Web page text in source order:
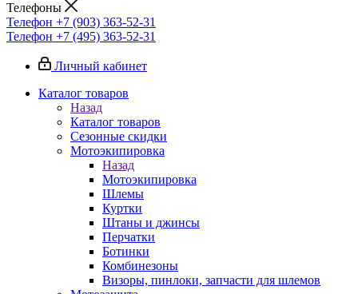
Телефоны
Телефон +7 (903) 363-52-31
Телефон +7 (495) 363-52-31
Личный кабинет
Каталог товаров
Назад
Каталог товаров
Сезонные скидки
Мотоэкипировка
Назад
Мотоэкипировка
Шлемы
Куртки
Штаны и джинсы
Перчатки
Ботинки
Комбинезоны
Визоры, пинлоки, запчасти для шлемов